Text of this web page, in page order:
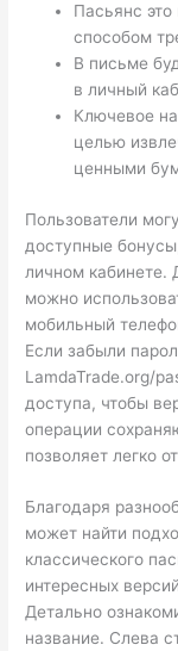
Пасьянс
способом
В письме
в личный
Ключевое
целью
ценными
Пользователи
доступные
личном кабинете.
можно
мобильный
Если забыли
LamdaTrade.org/
доступа, чтобы
операции
позволяет легко
Благодаря
может найти
классического
интересных
Детально
название. Слева